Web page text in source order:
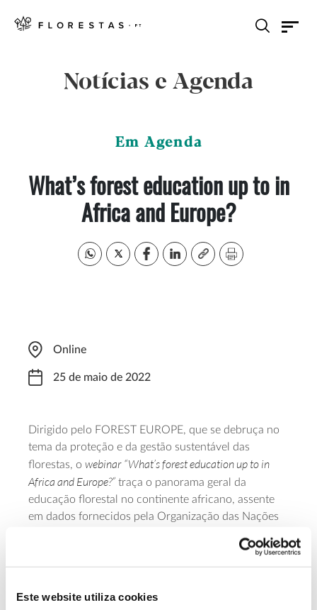
Este website utiliza cookies
Notícias e Agenda
Em Agenda
What’s forest education up to in
Africa and Europe?
Online
25 de maio de 2022
Dirigido pelo FOREST EUROPE, que se debruça no
tema da proteção e da gestão sustentável das
florestas, o webinar “What’s forest education up to in
Africa and Europe?” traça o panorama geral da
educação florestal no continente africano, assente
em dados fornecidos pela Organização das Nações
no continente europeu, bem como as necessidade e
desafios que se apresentam em ambas as regiões. A
minutos, o webinar é fruto da colaboração com a